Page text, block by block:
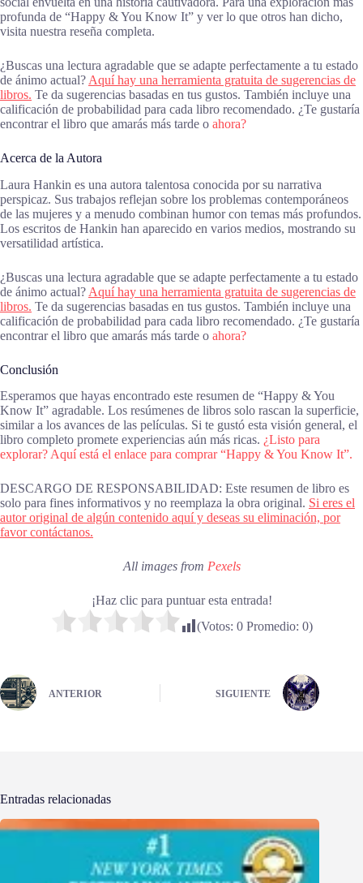
profunda de “Happy & You Know It” y ver lo que otros han dicho,
visita nuestra reseña completa.
¿Buscas una lectura agradable que se adapte perfectamente a tu estado
de ánimo actual? Aquí hay una herramienta gratuita de sugerencias de
libros. Te da sugerencias basadas en tus gustos. También incluye una
calificación de probabilidad para cada libro recomendado. ¿Te gustaría
encontrar el libro que amarás más tarde o ahora?
Acerca de la Autora
Laura Hankin es una autora talentosa conocida por su narrativa
perspicaz. Sus trabajos reflejan sobre los problemas contemporáneos
de las mujeres y a menudo combinan humor con temas más profundos.
Los escritos de Hankin han aparecido en varios medios, mostrando su
versatilidad artística.
¿Buscas una lectura agradable que se adapte perfectamente a tu estado
de ánimo actual? Aquí hay una herramienta gratuita de sugerencias de
libros. Te da sugerencias basadas en tus gustos. También incluye una
calificación de probabilidad para cada libro recomendado. ¿Te gustaría
encontrar el libro que amarás más tarde o ahora?
Conclusión
Esperamos que hayas encontrado este resumen de “Happy & You
Know It” agradable. Los resúmenes de libros solo rascan la superficie,
similar a los avances de las películas. Si te gustó esta visión general, el
libro completo promete experiencias aún más ricas. ¿Listo para
explorar? Aquí está el enlace para comprar “Happy & You Know It”.
DESCARGO DE RESPONSABILIDAD: Este resumen de libro es
solo para fines informativos y no reemplaza la obra original. Si eres el
autor original de algún contenido aquí y deseas su eliminación, por
favor contáctanos.
All images from Pexels
¡Haz clic para puntuar esta entrada!
(Votos: 0Promedio: 0)
ANTERIOR SIGUIENTE
Entradas relacionadas